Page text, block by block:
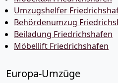
Umzugshelfer
Behördenumzug
Beiladung Friedrichshafen
Möbellift Friedrichshafen
Europa-Umzüge